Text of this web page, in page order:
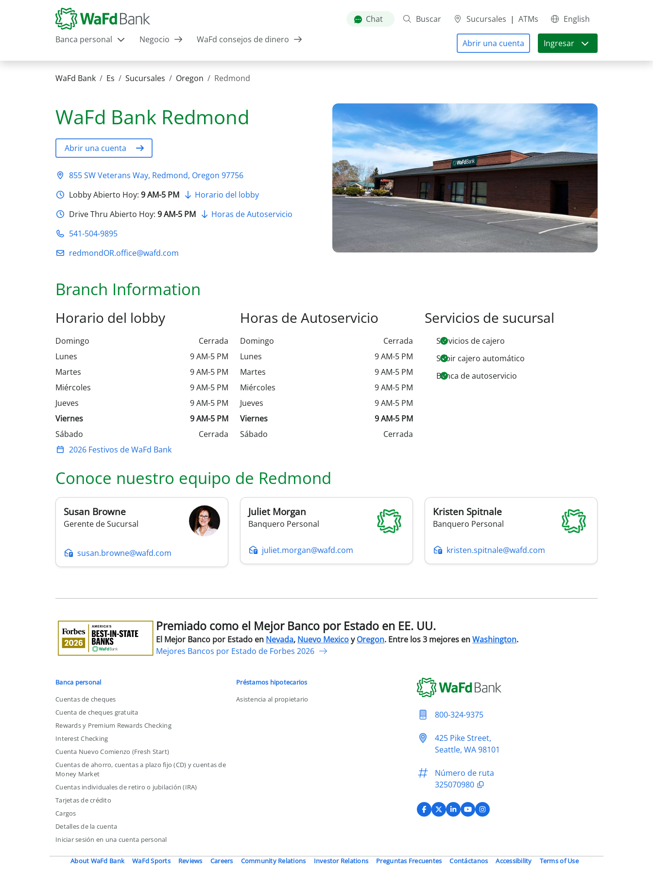
Chat Buscar Sucursales | ATMs
English
Banca personal
Negocio WaFd consejos de dinero Abrir una cuenta Ingresar
WaFd Bank Es Sucursales Oregon Redmond
WaFd Bank Redmond
Abrir una cuenta
855 SW Veterans Way, Redmond, Oregon 97756
Lobby Abierto Hoy: 9 AM-5 PM
Horario del lobby
Drive Thru Abierto Hoy: 9 AM-5 PM
Horas de Autoservicio
541-504-9895
redmondOR.office@wafd.com
Branch Information
Horario del lobby
Domingo
Cerrada
Lunes
9 AM-5 PM
Martes
9 AM-5 PM
Miércoles
9 AM-5 PM
Jueves
9 AM-5 PM
Viernes
9 AM-5 PM
Sábado
Cerrada
2026 Festivos de WaFd Bank
Horas de Autoservicio
Domingo
Cerrada
Lunes
9 AM-5 PM
Martes
9 AM-5 PM
Miércoles
9 AM-5 PM
Jueves
9 AM-5 PM
Viernes
9 AM-5 PM
Sábado
Cerrada
Servicios de sucursal
Servicios de cajero
Subir cajero automático
Banca de autoservicio
Conoce nuestro equipo de Redmond
Susan Browne
Gerente de Sucursal
susan.browne@wafd.com
Juliet Morgan
Banquero Personal
juliet.morgan@wafd.com
Kristen Spitnale
Banquero Personal
kristen.spitnale@wafd.com
Premiado
como
el
Mejor
UU.
Premiado como el Mejor Banco por Estado en EE. UU.
El Mejor Banco por Estado en Nevada, Nuevo Mexicoy Oregon. Entre los 3 mejores enWashington.
Mejores Bancos por Estado de Forbes 2026
Banca personal
Cuentas de cheques
Cuenta de cheques gratuita
Rewards y Premium Rewards Checking
Interest Checking
Cuenta Nuevo Comienzo (Fresh Start)
Cuentas de ahorro, cuentas a plazo fijo (CD) y cuentas de
Money Market
Cuentas individuales de retiro o jubilación (IRA)
Tarjetas de crédito
Cargos
Detalles de la cuenta
Iniciar sesión en una cuenta personal
Préstamos hipotecarios
Asistencia al propietario
800-324-9375
425 Pike Street,
Seattle, WA 98101
Número de ruta
325070980
FacebookX (Twitter)
LinkedInYouTubeInstagram
About WaFd Bank WaFd Sports Reviews Careers Community Relations Investor Relations Preguntas Frecuentes Contáctanos Accessibility Terms of Use